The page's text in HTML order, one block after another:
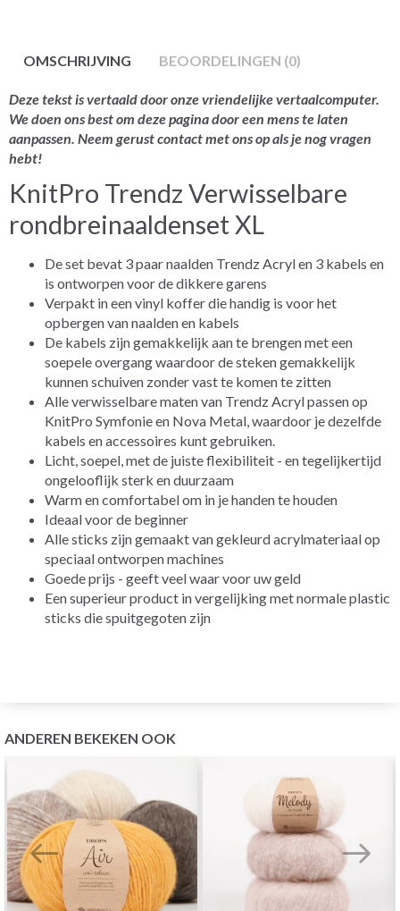
OMSCHRIJVING BEOORDELINGEN (0)
Deze tekst is vertaald door onze vriendelijke vertaalcomputer.
We doen ons best om deze pagina door een mens te laten
aanpassen. Neem gerust contact met ons op als je nog vragen
hebt!
KnitPro Trendz Verwisselbare
rondbreinaaldenset XL
De set bevat 3 paar naalden Trendz Acryl en 3 kabels en
is ontworpen voor de dikkere garens
Verpakt in een vinyl koffer die handig is voor het
opbergen van naalden en kabels
De kabels zijn gemakkelijk aan te brengen met een
soepele overgang waardoor de steken gemakkelijk
kunnen schuiven zonder vast te komen te zitten
Alle verwisselbare maten van Trendz Acryl passen op
KnitPro Symfonie en Nova Metal, waardoor je dezelfde
kabels en accessoires kunt gebruiken.
Licht, soepel, met de juiste flexibiliteit - en tegelijkertijd
ongelooflijk sterk en duurzaam
Warm en comfortabel om in je handen te houden
Ideaal voor de beginner
Alle sticks zijn gemaakt van gekleurd acrylmateriaal op
speciaal ontworpen machines
Goede prijs - geeft veel waar voor uw geld
Een superieur product in vergelijking met normale plastic
sticks die spuitgegoten zijn
ANDEREN BEKEKEN OOK